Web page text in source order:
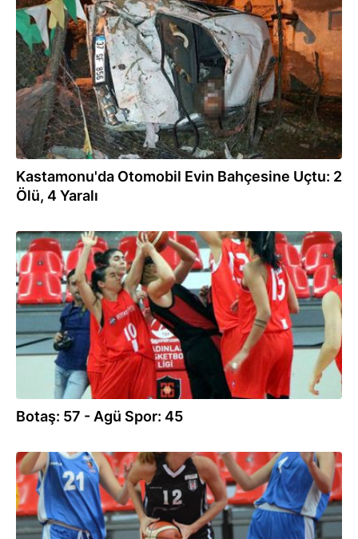
02.11.2016
Kastamonu'da Otomobil Evin Bahçesine Uçtu: 2
Ölü, 4 Yaralı
13.10.2016
Botaş: 57 - Agü Spor: 45
12.10.2016